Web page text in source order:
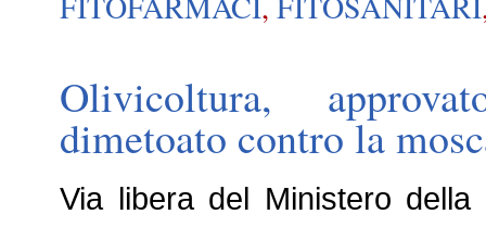
Olivicoltura,
dimetoato contro la
Via libera del Ministero